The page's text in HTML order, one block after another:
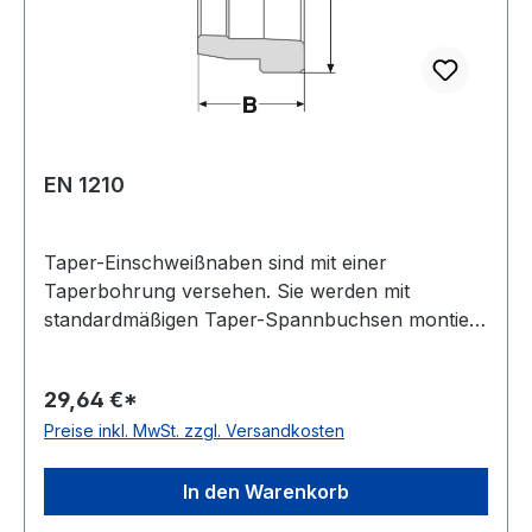
EN 1210
Taper-Einschweißnaben sind mit einer
Taperbohrung versehen. Sie werden mit
standardmäßigen Taper-Spannbuchsen montiert.
Welle montiert werden müssen.
Einschweißnaben lassen sich einfach montieren,
Einsatzbedingungen trifft. Mit dem Anziehen der
Schrauben wird die Bohrung
29,64 €*
Preise inkl. MwSt. zzgl. Versandkosten
In den Warenkorb